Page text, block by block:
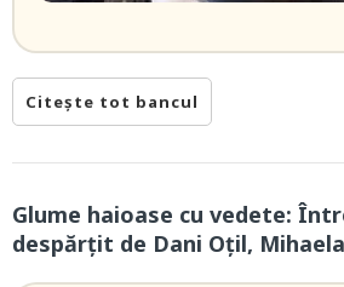
Citește tot bancul
Glume haioase cu vedete:
despărţit de Dani Oţil,